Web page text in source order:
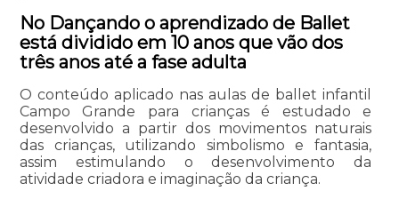
No Dançando o aprendizado de Ballet
está dividido em 10 anos que vão dos
três anos até a fase adulta
O conteúdo aplicado nas aulas de ballet infantil
Campo Grande para crianças é estudado e
desenvolvido a partir dos movimentos naturais
das crianças, utilizando simbolismo e fantasia,
assim estimulando o desenvolvimento da
atividade criadora e imaginação da criança.